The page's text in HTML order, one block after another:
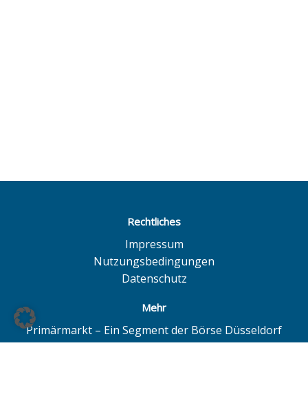
Rechtliches
Impressum
Nutzungsbedingungen
Datenschutz
Mehr
Primärmarkt – Ein Segment der Börse Düsseldorf
Quotrix – Ein System der Börse Düsseldorf